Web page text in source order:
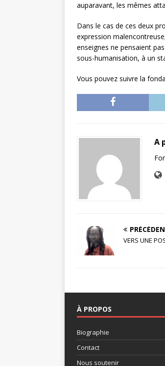
auparavant, les mêmes
Dans le cas de ces deux
expression
enseignes ne pensaient
sous-humanisation, à un
Vous pouvez suivre la
A
VERS UNE
À PROPOS
Biographie
Contact
Nous soutenir